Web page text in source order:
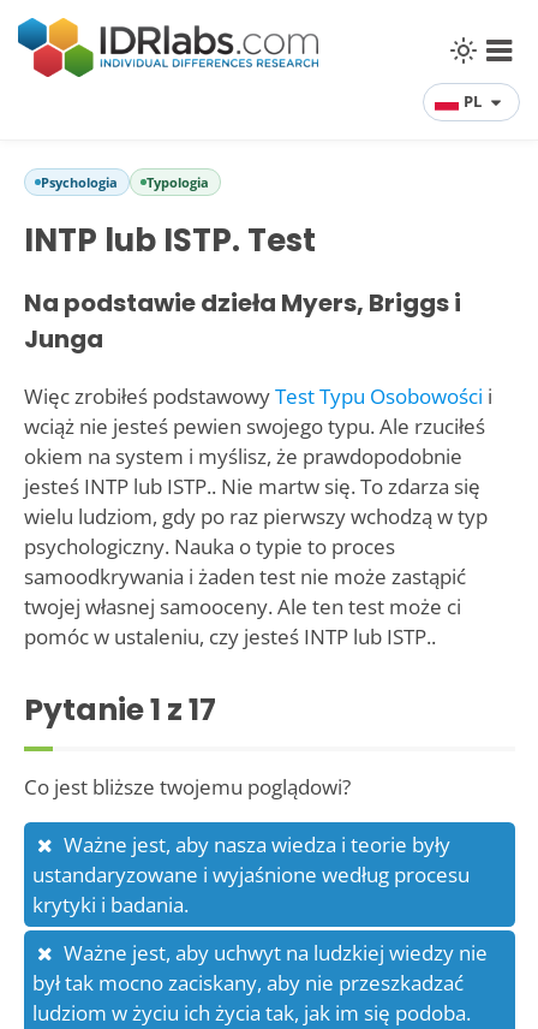
PL
Psychologia Typologia
INTP lub ISTP. Test
Na podstawie dzieła Myers, Briggs i
Junga
Więc zrobiłeś podstawowyTest Typu Osobowości i
wciąż nie jesteś pewien swojego typu. Ale rzuciłeś
okiem na system i myślisz, że prawdopodobnie
jesteś INTP lub ISTP.. Nie martw się. To zdarza się
wielu ludziom, gdy po raz pierwszy wchodzą w typ
psychologiczny. Nauka o typie to proces
samoodkrywania i żaden test nie może zastąpić
twojej własnej samooceny. Ale ten test może ci
pomóc w ustaleniu, czy jesteś INTP lub ISTP..
Pytanie1 z 17
Co jest bliższe twojemu poglądowi?
Ważne jest, aby nasza wiedza i teorie były
ustandaryzowane i wyjaśnione według procesu
krytyki i badania.
Ważne jest, aby uchwyt na ludzkiej wiedzy nie
był tak mocno zaciskany, aby nie przeszkadzać
ludziom w życiu ich życia tak, jak im się podoba.